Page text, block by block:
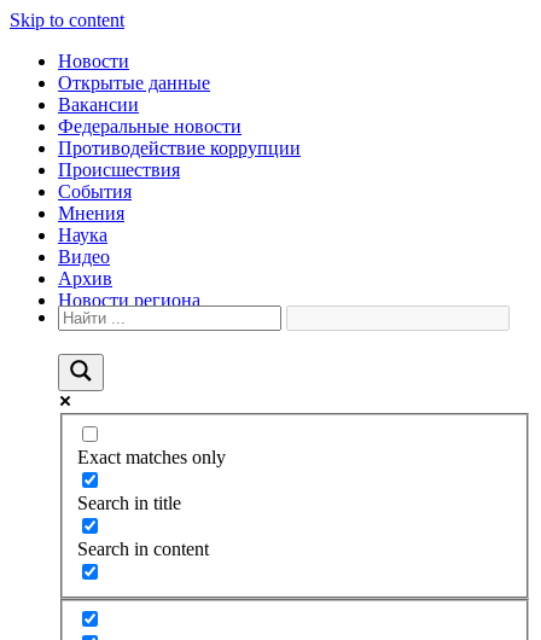
Skip to content
Новости
Открытые данные
Вакансии
Федеральные новости
Противодействие коррупции
Происшествия
События
Мнения
Наука
Видео
Архив
Новости региона
Exact matches only
Search in title
Search in content